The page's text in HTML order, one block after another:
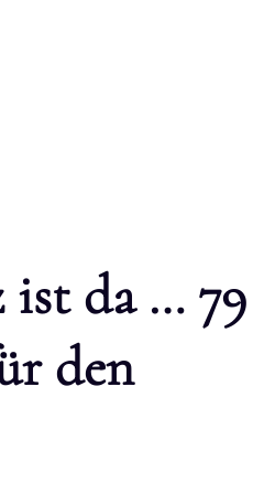
ist da … 79
den